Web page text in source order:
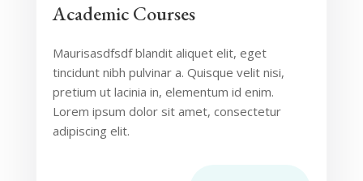
Academic Courses
Maurisasdfsdf blandit aliquet elit, eget
tincidunt nibh pulvinar a. Quisque velit nisi,
pretium ut lacinia in, elementum id enim.
Lorem ipsum dolor sit amet, consectetur
adipiscing elit.